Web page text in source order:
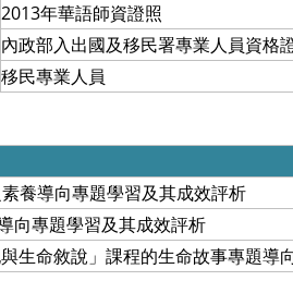
2013年華語師資證照
內政部入出國及移民署專業人員資格
移民專業人員
養導向專題學習及其成效評析
向專題學習及其成效評析
生命敘說」課程的生命故事專題導